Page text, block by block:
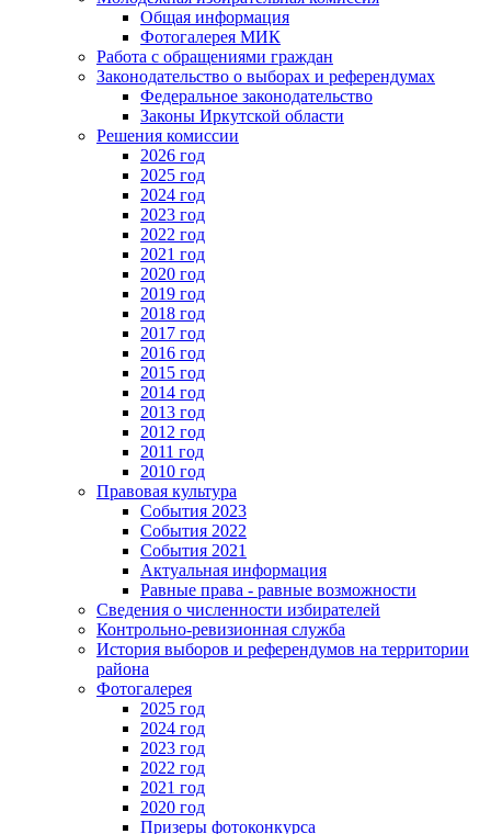
Общая информация
Фотогалерея МИК
Работа с обращениями граждан
Законодательство о выборах и референдумах
Федеральное законодательство
Законы Иркутской области
Решения комиссии
2026 год
2025 год
2024 год
2023 год
2022 год
2021 год
2020 год
2019 год
2018 год
2017 год
2016 год
2015 год
2014 год
2013 год
2012 год
2011 год
2010 год
Правовая культура
События 2023
События 2022
События 2021
Актуальная информация
Равные права - равные возможности
Сведения о численности избирателей
Контрольно-ревизионная служба
История выборов и референдумов на территории
района
Фотогалерея
2025 год
2024 год
2023 год
2022 год
2021 год
2020 год
Призеры фотоконкурса